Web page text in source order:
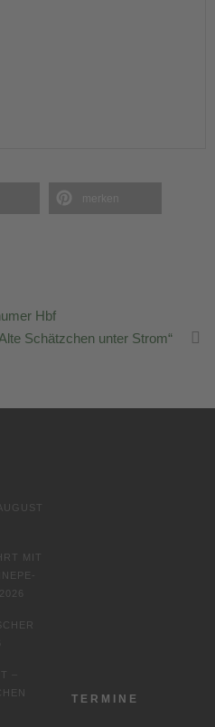
Hbf
Schätzchen unter Strom“
MIT
–
TERMINE